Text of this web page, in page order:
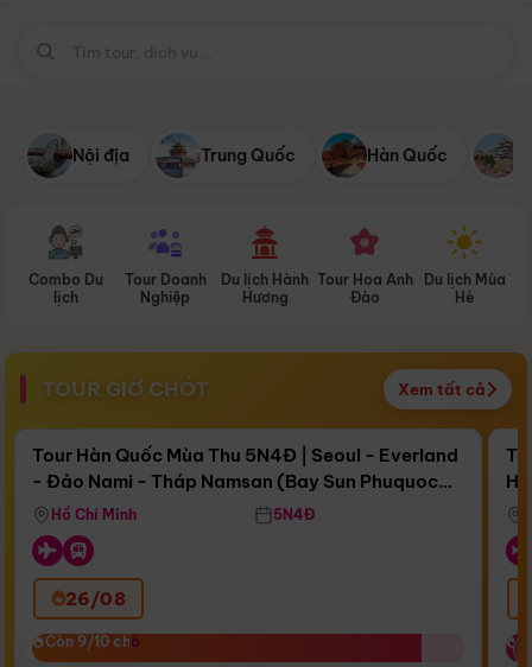
Nội địa Trung Quốc Hàn Quốc
Combo Du
lịch
Tour Doanh
Nghiệp
Du lịch Hành
Hương
Tour Hoa Anh
Đào
Du lịch Mùa
Hè
TOUR GIỜ CHÓT Xem tất cả
Còn17 ngày 01:55:30
Bay Sun Phuquoc Airways
Điểm nổi bật
Tour Hàn Quốc Mùa Thu 5N4Đ | Seoul - Everland
- Đảo Nami - Tháp Namsan (Bay Sun Phuquoc
Airways)
Hồ Chí Minh 5N4Đ
26/08
Còn 9/10 chỗ
Còn 9/10 chỗ